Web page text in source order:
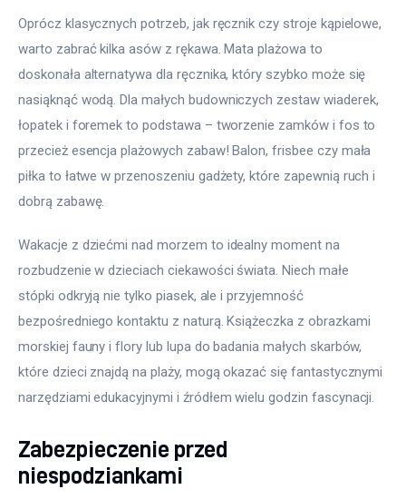
Oprócz klasycznych potrzeb, jak ręcznik czy stroje kąpielowe,
warto zabrać kilka asów z rękawa. Mata plażowa to
doskonała alternatywa dla ręcznika, który szybko może się
nasiąknąć wodą. Dla małych budowniczych zestaw wiaderek,
łopatek i foremek to podstawa – tworzenie zamków i fos to
przecież esencja plażowych zabaw! Balon, frisbee czy mała
piłka to łatwe w przenoszeniu gadżety, które zapewnią ruch i
dobrą zabawę.
Wakacje z dziećmi nad morzem to idealny moment na
rozbudzenie w dzieciach ciekawości świata. Niech małe
stópki odkryją nie tylko piasek, ale i przyjemność
bezpośredniego kontaktu z naturą. Książeczka z obrazkami
morskiej fauny i flory lub lupa do badania małych skarbów,
które dzieci znajdą na plaży, mogą okazać się fantastycznymi
narzędziami edukacyjnymi i źródłem wielu godzin fascynacji.
Zabezpieczenie przed
niespodziankami